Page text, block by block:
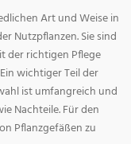
Art und Weise in
Nutzpflanzen. Sie sind
der richtigen Pflege
wichtiger Teil der
ist umfangreich und
Nachteile. Für den
Pflanzgefäßen zu